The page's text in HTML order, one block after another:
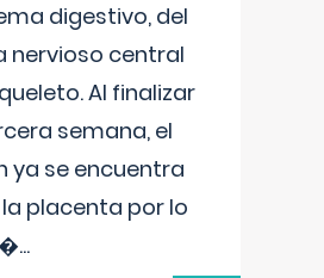
digestivo, del
nervioso central
Al finalizar
semana, el
ya se encuentra
placenta por lo
...